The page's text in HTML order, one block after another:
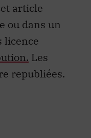
article
ou dans un
licence
Les
republiées.